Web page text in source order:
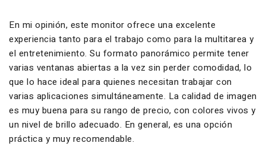
En mi opinión, este monitor ofrece una excelente
experiencia tanto para el trabajo como para la multitarea y
el entretenimiento. Su formato panorámico permite tener
varias ventanas abiertas a la vez sin perder comodidad, lo
que lo hace ideal para quienes necesitan trabajar con
varias aplicaciones simultáneamente. La calidad de imagen
es muy buena para su rango de precio, con colores vivos y
un nivel de brillo adecuado. En general, es una opción
práctica y muy recomendable.